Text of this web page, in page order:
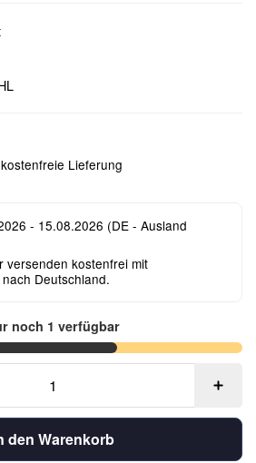
Lieferung
- 15.08.2026 (DE - Ausland
versenden kostenfrei mit
Deutschland.
noch 1 verfügbar
den Warenkorb